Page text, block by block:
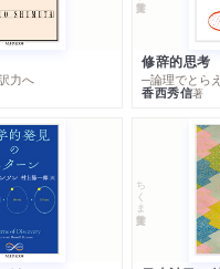
力へ
修辞的思考
─論理でとら
香西秀信著
ちくま学芸文庫